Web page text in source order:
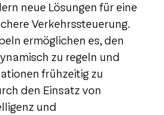
neue Lösungen für eine
Verkehrssteuerung.
ermöglichen es, den
zu regeln und
frühzeitig zu
den Einsatz von
und